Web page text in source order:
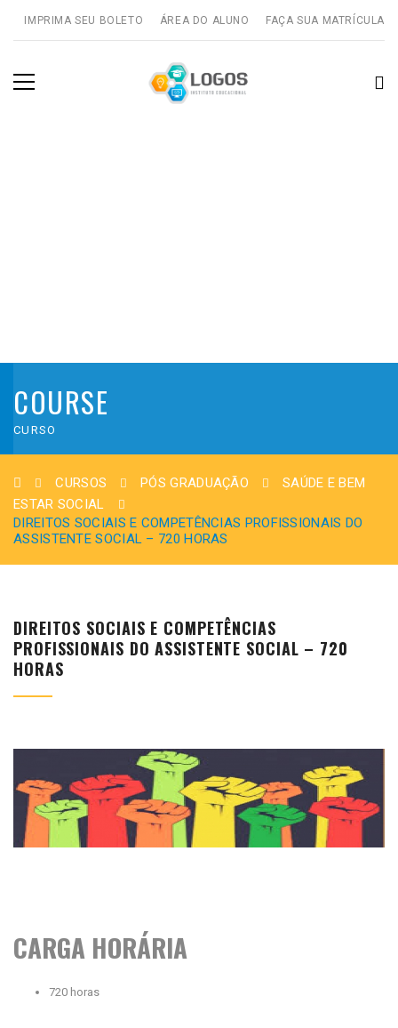
IMPRIMA SEU BOLETO ÁREA DO ALUNO FAÇA SUA MATRÍCULA
COURSE
CURSO
CURSOS PÓS GRADUAÇÃO
SAÚDE E BEM
ESTAR SOCIAL
DIREITOS SOCIAIS E COMPETÊNCIAS PROFISSIONAIS DO
ASSISTENTE SOCIAL – 720 HORAS
DIREITOS SOCIAIS E COMPETÊNCIAS
PROFISSIONAIS DO ASSISTENTE SOCIAL – 720
HORAS
CARGA HORÁRIA
720 horas